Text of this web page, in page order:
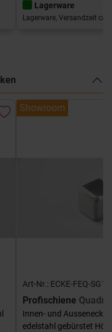
Lagerware
Lagerware, Versandzeit ca.
Showroom
Art-Nr.: ECKE-FEQ-
Profischiene
Innen- und Aussenecke
edelstahl gebürstet